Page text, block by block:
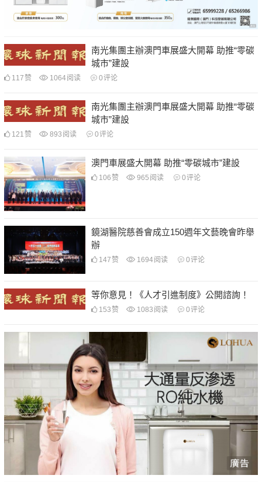
南光集團主辦澳門車展盛大開幕 助推“零碳
城市”建設
117 赞 1064阅读 0评论
南光集團主辦澳門車展盛大開幕 助推“零碳
城市”建設
121 赞 893 阅读 0评论
澳門車展盛大開幕 助推“零碳城市”建設
106 赞 965 阅读 0评论
鏡湖醫院慈善會成立150週年文藝晚會昨舉
辦
147 赞 1694阅读 0评论
等你意見！《人才引進制度》公開諮詢！
153 赞 1083 阅读 0评论